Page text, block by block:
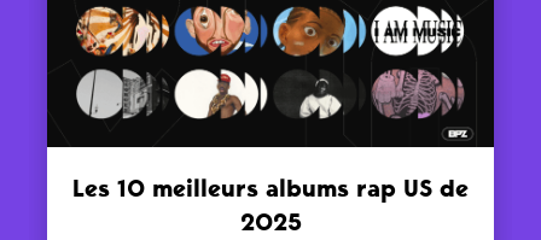
Les 10 meilleurs albums rap US de
2025